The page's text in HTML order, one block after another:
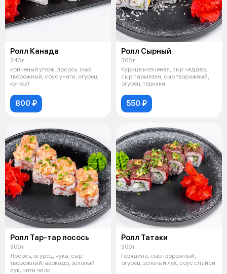
Ролл Канада
240 г
копченый угорь, лосось, сыр
творожный, соус унаги, огурец,
кунжут
800 ₽
Ролл Сырный
300 г
Курица копченая, сыр чеддер,
сыр пармезан, сыр творожный,
огурец, терияки
550 ₽
Ролл Тар-тар лосось
300 г
Лосось, огурец, чука, сыр
творожный, авокадо, зеленый
лук, нити чили
Ролл Татаки
300 г
Говядина, сыр творожный,
огурец, зеленый лук, соус спайси